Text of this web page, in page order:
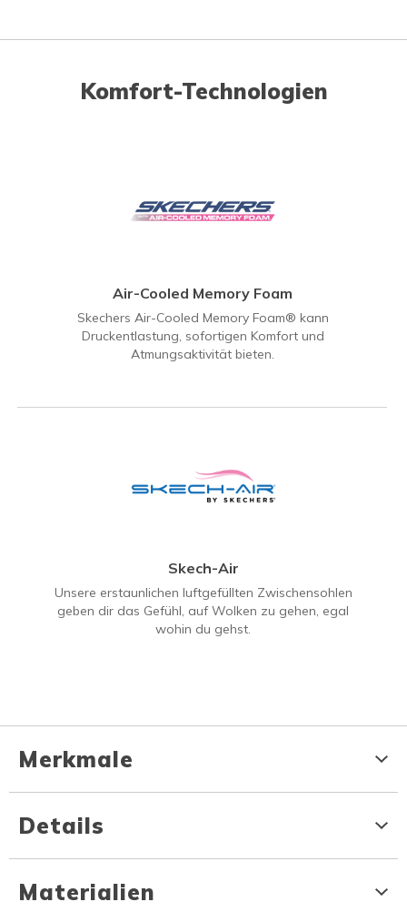
Komfort-Technologien
Air-Cooled Memory Foam
Skechers Air-Cooled Memory Foam® kann
Druckentlastung, sofortigen Komfort und
Atmungsaktivität bieten.
Skech-Air
Unsere erstaunlichen luftgefüllten Zwischensohlen
geben dir das Gefühl, auf Wolken zu gehen, egal
wohin du gehst.
Merkmale
Details
Materialien